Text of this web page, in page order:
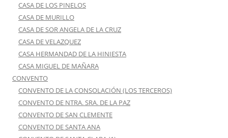
CASA DE LOS PINELOS
CASA DE MURILLO
CASA DE SOR ANGELA DE LA CRUZ
CASA DE VELAZQUEZ
CASA HERMANDAD DE LA HINIESTA
CASA MIGUEL DE MAÑARA
CONVENTO
CONVENTO DE LA CONSOLACIÓN (LOS TERCEROS)
CONVENTO DE NTRA. SRA. DE LA PAZ
CONVENTO DE SAN CLEMENTE
CONVENTO DE SANTA ANA